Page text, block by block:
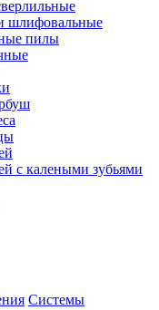
шлифовальные
пилы
с калеными зубьями
Системы